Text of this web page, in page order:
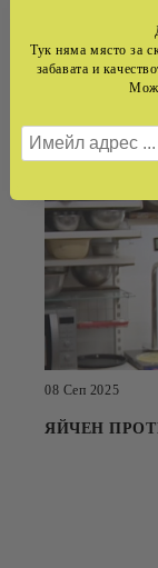
ИНТЕРВЮ С
08 Сеп 2025
ЯЙЧЕН
Тук няма място за
забавата и